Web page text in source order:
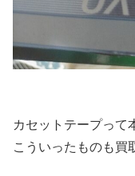
カセットテープって
こういったものも